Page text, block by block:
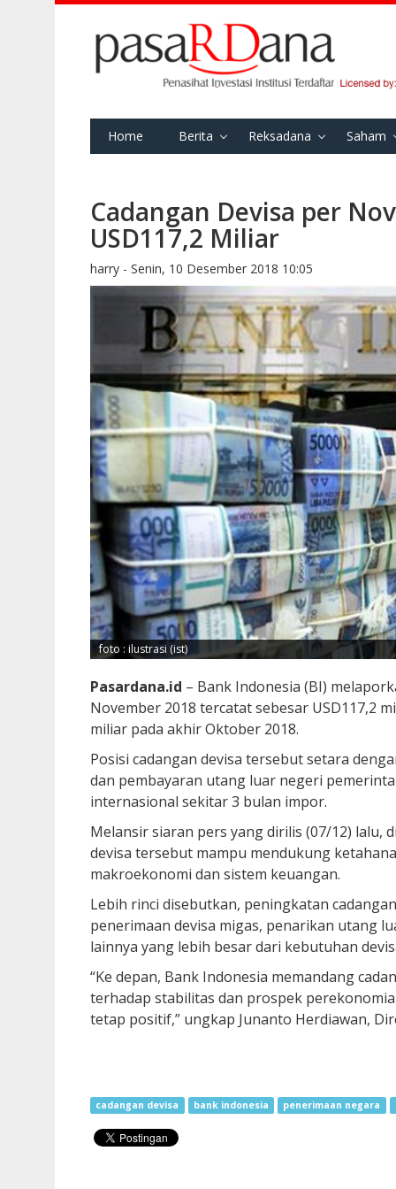
Home Berita Reksadana Saham
Cadangan Devisa per
USD117,2 Miliar
harry - Senin, 10 Desember 2018 10:05
foto : ilustrasi (ist)
Pasardana.id – Bank Indonesia (BI)
November 2018 tercatat sebesar USD117,2
miliar pada akhir Oktober 2018.
Posisi cadangan devisa tersebut setara
dan pembayaran utang luar negeri
internasional sekitar 3 bulan impor.
Melansir siaran pers yang dirilis (07/12) lalu,
devisa tersebut mampu mendukung
makroekonomi dan sistem keuangan.
Lebih rinci disebutkan, peningkatan
penerimaan devisa migas, penarikan utang
lainnya yang lebih besar dari kebutuhan
“Ke depan, Bank Indonesia memandang
terhadap stabilitas dan prospek
tetap positif,” ungkap Junanto Herdiawan,
cadangan devisa bank indonesia penerimaan negara